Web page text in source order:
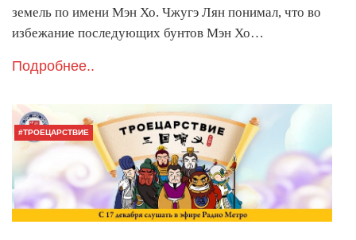
земель по имени Мэн Хо. Чжугэ Лян понимал, что во
избежание последующих бунтов Мэн Хо…
Подробнее..
#ТРОЕЦАРСТВИЕ